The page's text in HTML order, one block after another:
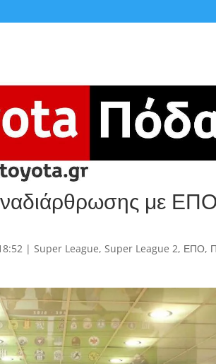
με ΕΠΟ
| Super League, Super League 2, ΕΠΟ,